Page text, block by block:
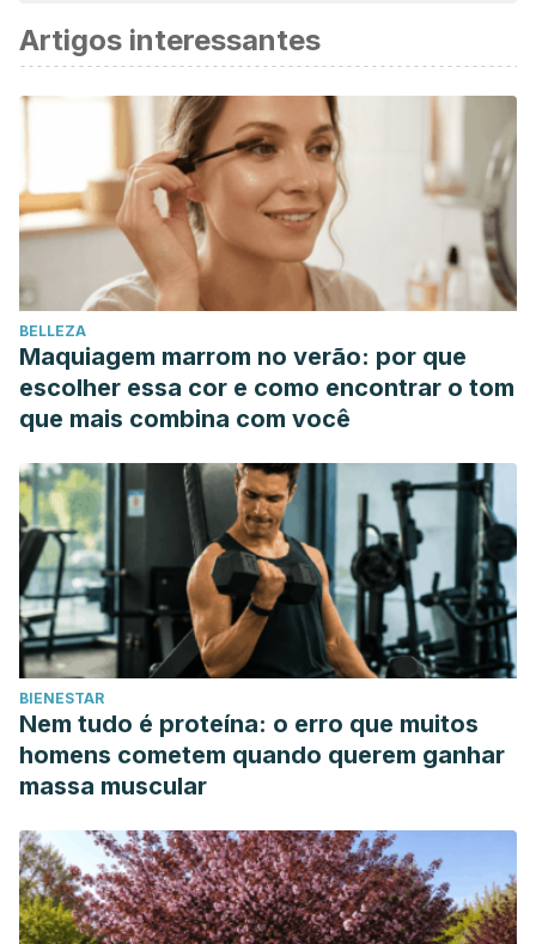
Artigos interessantes
BELLEZA
Maquiagem marrom no verão: por que
escolher essa cor e como encontrar o tom
que mais combina com você
BIENESTAR
Nem tudo é proteína: o erro que muitos
homens cometem quando querem ganhar
massa muscular